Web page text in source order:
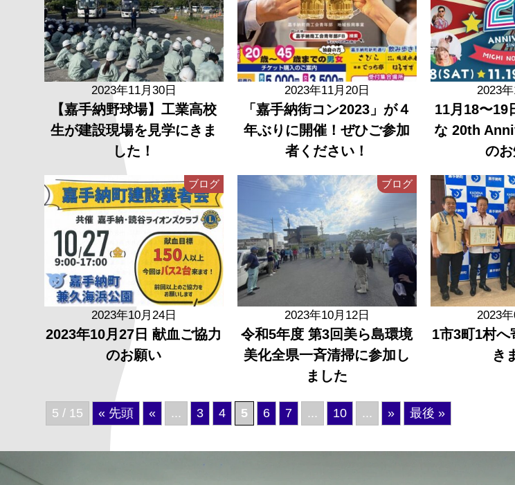
2023年11月30日
【嘉手納野球場】工業高校
生が建設現場を見学にきま
した！
2023年11月20日
「嘉手納街コン2023」が４
年ぶりに開催！ぜひご参加
者ください！
2023
11月18〜19
な 20th
の
ブログ
2023年10月24日
2023年10月27日 献血ご協力
のお願い
ブログ
2023年10月12日
令和5年度 第3回美ら島環境
美化全県一斉清掃に参加し
ました
2023
1市3町1村
き
5 / 15 « 先頭 « ... 3 4 5 6 7 ... 10 ... » 最後 »